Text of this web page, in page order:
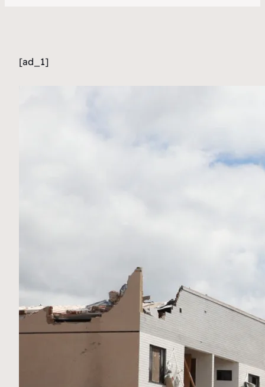
[ad_1]